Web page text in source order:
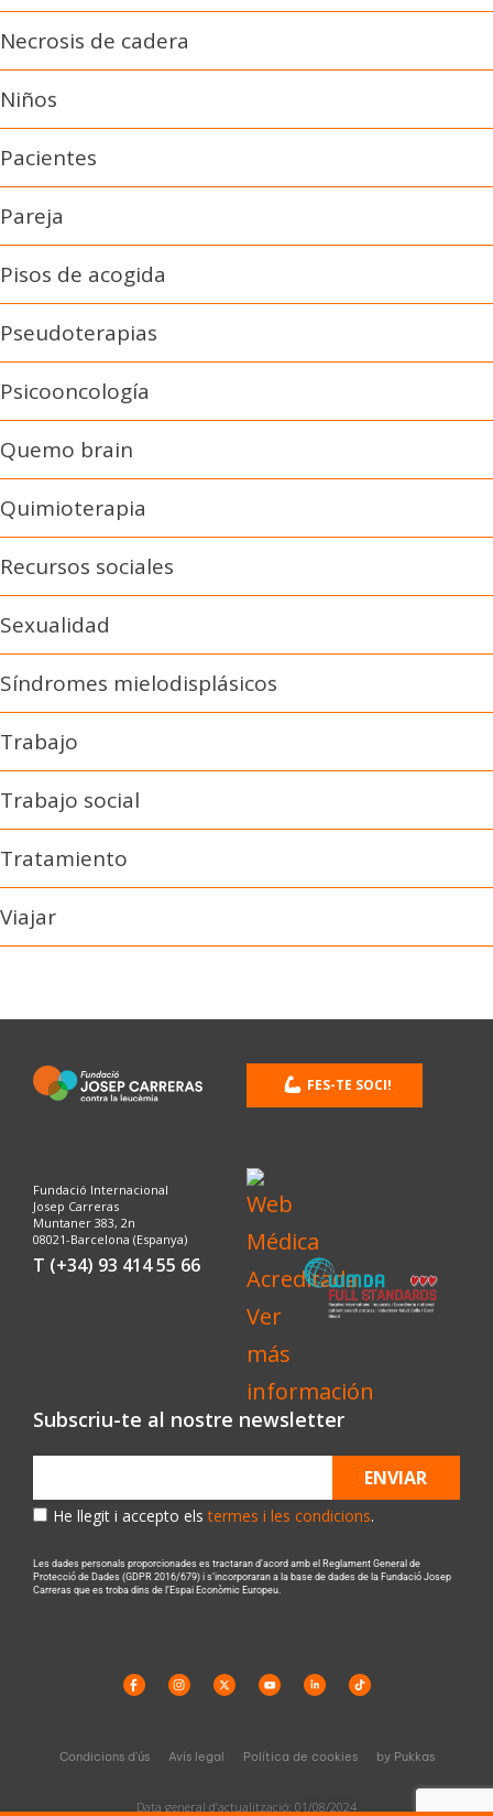
Necrosis de cadera
Niños
Pacientes
Pareja
Pisos de acogida
Pseudoterapias
Psicooncología
Quemo brain
Quimioterapia
Recursos sociales
Sexualidad
Síndromes mielodisplásicos
Trabajo
Trabajo social
Tratamiento
Viajar
Fundació Internacional
Josep Carreras
Muntaner 383, 2n
08021-Barcelona (Espanya)
T (+34) 93 414 55 66
FES-TE SOCI!
Subscriu-te al nostre newsletter
He llegit i accepto elstermes i les condicions.
ENVIAR
Les dades personals proporcionades es tractaran d’acord amb el Reglament General de
Protecció de Dades (GDPR 2016/679) i s’incorporaran a la base de dades de la Fundació Josep
Carreras que es troba dins de l’Espai Econòmic Europeu.
Condicions d'ús Avís legal Política de cookies by Pukkas
Data general d’actualització: 01/08/2024